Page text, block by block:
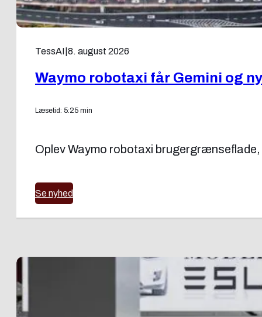
TessAI 8. august 2026
Waymo robotaxi får Gemini og
Læsetid: 5:25 min
Oplev Waymo robotaxi
Se nyhed